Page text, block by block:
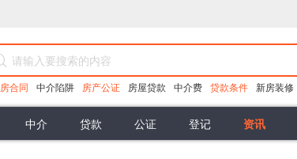
合同 中介陷阱 房产公证 房屋贷款 中介费 贷款条件 新房装修
中介 贷款 公证 登记 资讯